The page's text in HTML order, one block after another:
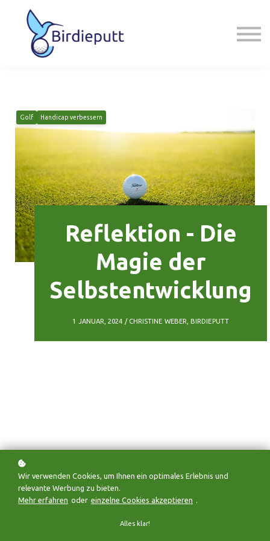
Über mich
Golf Handicap verbessern
Reflektion - Die
Magie der
Selbstentwicklung
1 JANUAR, 2024 / CHRISTINE WEBER, BIRDIEPUTT
Auf die Plätze, fertig, los
….
Wir verwenden Cookies, um Ihnen ein optimales Erlebnis und
relevante Werbung zu bieten.
Mehr erfahren oder einzelne Cookies akzeptieren .
Alles klar!